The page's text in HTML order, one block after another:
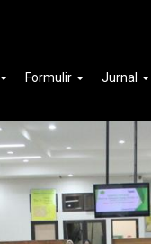
Formulir Jurnal
Satu (